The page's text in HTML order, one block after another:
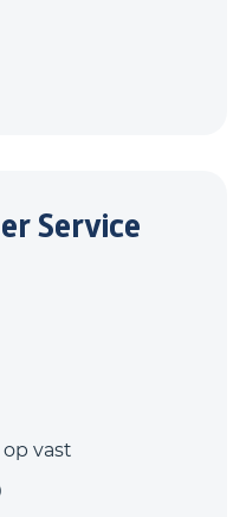
Service
vast